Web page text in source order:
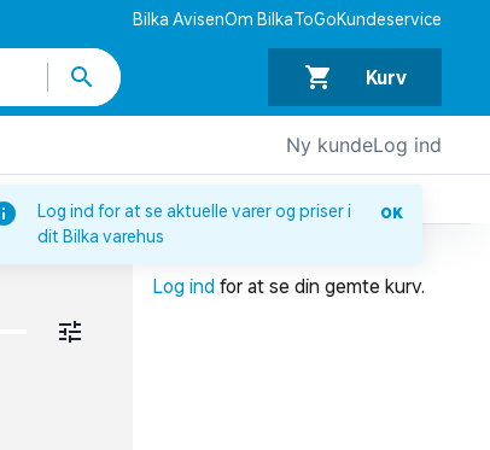
Log ind for at se aktuelle varer og priser i
dit Bilka varehus
OK
Bilka AvisenOm BilkaToGoKundeservice
Kurv
Ny kundeLog ind
Log ind for at se din gemte kurv.